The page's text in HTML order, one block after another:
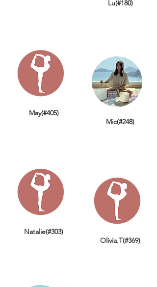
May(#405)
Natalie(#303)
Lu(#180)
Mic(#248)
Olivia.T(#369)